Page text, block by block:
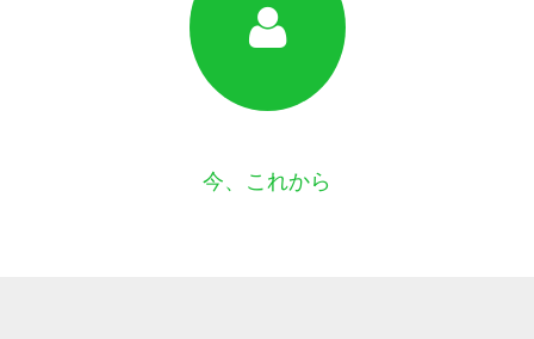
今、これから